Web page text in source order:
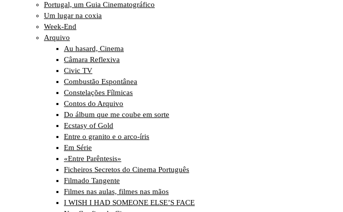
Portugal, um Guia Cinematográfico
Um lugar na coxia
Week-End
Arquivo
Au hasard, Cinema
Câmara Reflexiva
Civic TV
Combustão Espontânea
Constelações Fílmicas
Contos do Arquivo
Do álbum que me coube em sorte
Ecstasy of Gold
Entre o granito e o arco-íris
Em Série
«Entre Parêntesis»
Ficheiros Secretos do Cinema Português
Filmado Tangente
Filmes nas aulas, filmes nas mãos
I WISH I HAD SOMEONE ELSE’S FACE